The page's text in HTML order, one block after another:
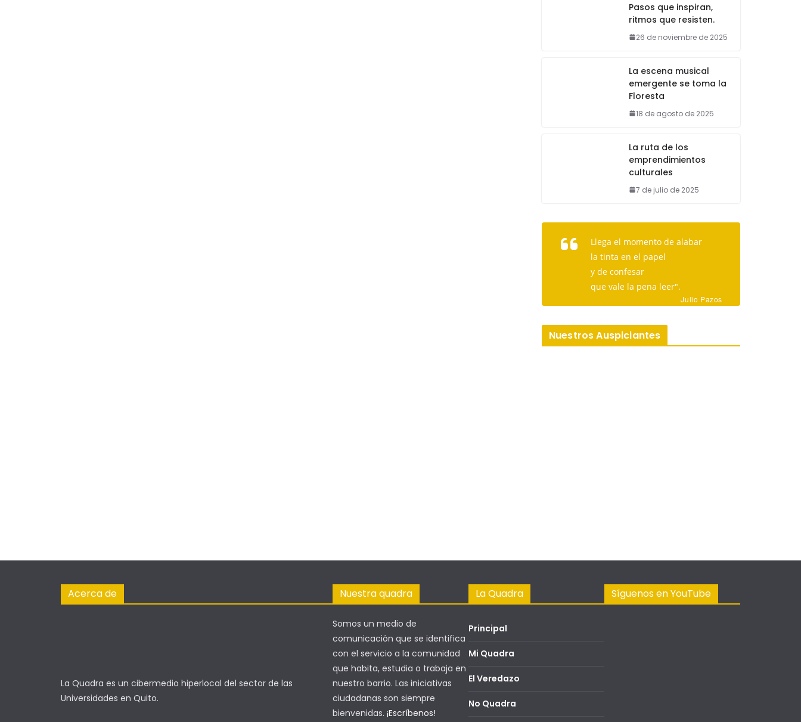
Pasos que inspiran,
ritmos que resisten.
26 de noviembre de 2025
La escena musical
emergente se toma la
Floresta
18 de agosto de 2025
La ruta de los
emprendimientos
culturales
7 de julio de 2025
Llega el momento de alabar
la tinta en el papel
y de confesar
que vale la pena leer".
Julio Pazos
Nuestros Auspiciantes
Acerca de
La Quadra es un cibermedio hiperlocal del sector de las
Universidades en Quito.
Nuestra quadra
Somos un medio de
comunicación que se identifica
con el servicio a la comunidad
que habita, estudia o trabaja en
nuestro barrio. Las iniciativas
ciudadanas son siempre
bienvenidas. ¡Escríbenos!
La Quadra
Principal
Mi Quadra
El Veredazo
No Quadra
Síguenos en YouTube